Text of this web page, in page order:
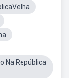
Na República